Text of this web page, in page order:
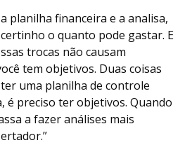
planilha financeira e a analisa,
o quanto pode gastar. E
trocas não causam
tem objetivos. Duas coisas
uma planilha de controle
é preciso ter objetivos. Quando
a fazer análises mais